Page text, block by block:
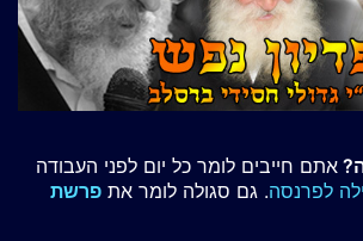
אתם חייבים לומר כל יום לפני העבודה
לפרנסה. גם סגולה לומר את פרשת